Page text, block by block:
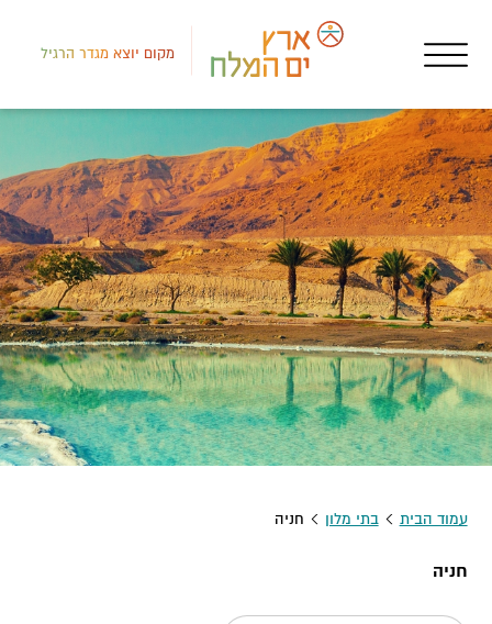
מקום יוצא מגדר הרגיל
עמוד הבית בתי מלון חניה
חניה